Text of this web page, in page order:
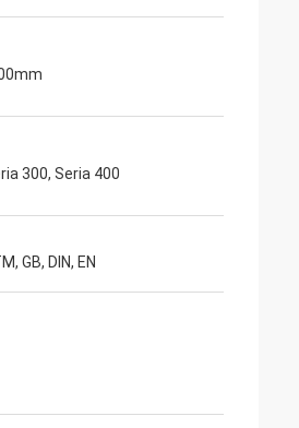
300, Seria 400
GB, DIN, EN